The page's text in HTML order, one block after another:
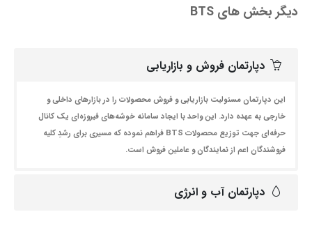
دیگر بخش های BTS
دپارتمان فروش و بازاریابی
این دپارتمان مسئولیت بازاریابی و فروش محصولات را در بازارهای داخلی و
خارجی به عهده دارد. این واحد با ایجاد سامانه خوشه‌های فیروزه‌ای یک کانال
حرفه‌ای جهت توزیع محصولات BTS فراهم نموده که مسیری برای رشدِ کلیه
فروشندگان اعم از نمایندگان و عاملین فروش است.
دپارتمان آب و انرژی